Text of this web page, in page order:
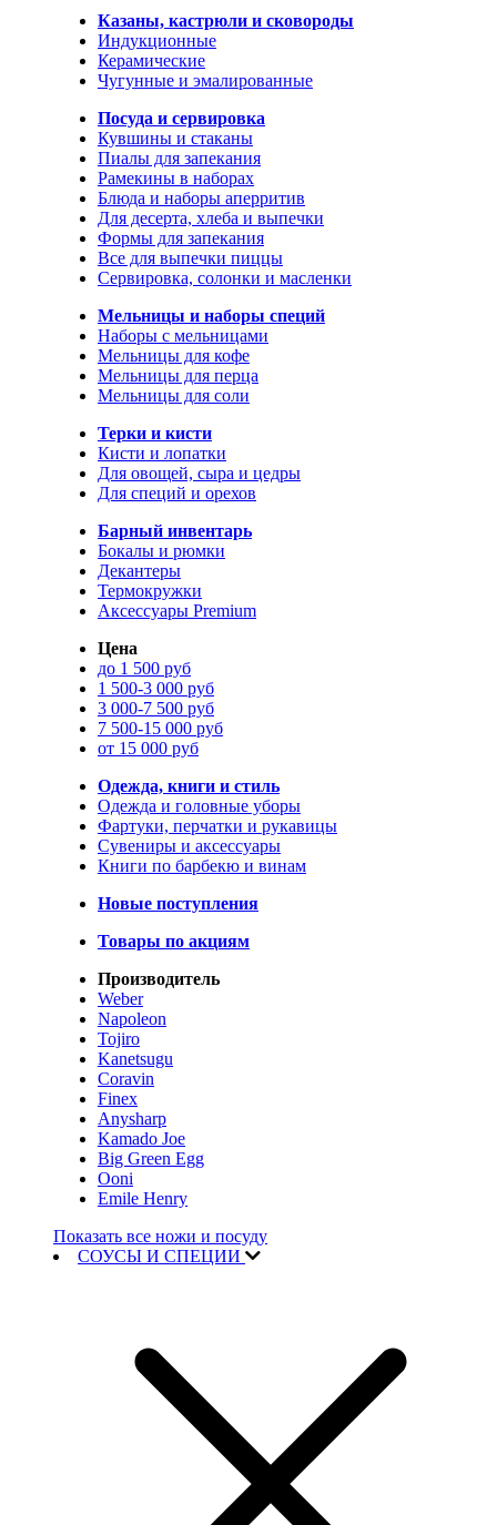
Казаны, кастрюли и сковороды
Индукционные
Керамические
Чугунные и эмалированные
Посуда и сервировка
Кувшины и стаканы
Пиалы для запекания
Рамекины в наборах
Блюда и наборы аперритив
Для десерта, хлеба и выпечки
Формы для запекания
Все для выпечки пиццы
Сервировка, солонки и масленки
Мельницы и наборы специй
Наборы с мельницами
Мельницы для кофе
Мельницы для перца
Мельницы для соли
Терки и кисти
Кисти и лопатки
Для овощей, сыра и цедры
Для специй и орехов
Барный инвентарь
Бокалы и рюмки
Декантеры
Термокружки
Аксессуары Premium
Цена
до 1 500 руб
1 500-3 000 руб
3 000-7 500 руб
7 500-15 000 руб
от 15 000 руб
Одежда, книги и стиль
Одежда и головные уборы
Фартуки, перчатки и рукавицы
Сувениры и аксессуары
Книги по барбекю и винам
Новые поступления
Товары по акциям
Производитель
Weber
Napoleon
Tojiro
Kanetsugu
Coravin
Finex
Anysharp
Kamado Joe
Big Green Egg
Ooni
Emile Henry
Показать все ножи и посуду
СОУСЫ И СПЕЦИИ